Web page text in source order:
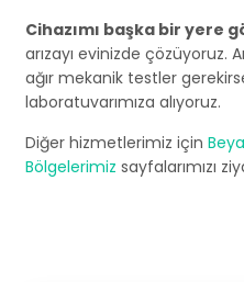
Cihazımı başka bir yere
arızayı evinizde çözüyoruz.
ağır mekanik testler
laboratuvarımıza alıyoruz.
Diğer hizmetlerimiz için
Bölgelerimiz sayfalarımızı